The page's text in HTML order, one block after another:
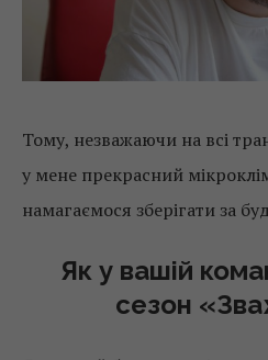
Тому, незважаючи на всі
у мене прекрасний
намагаємося зберігати за
Як у вашій
сезон